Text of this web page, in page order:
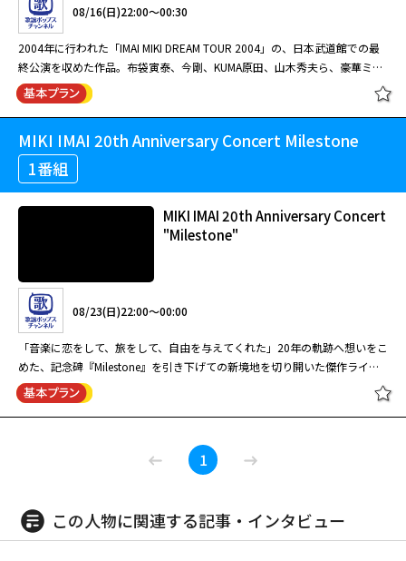
08/16(日)22:00～00:30
2004年に行われた「IMAI MIKI DREAM TOUR 2004」の、日本武道館での最
終公演を収めた作品。布袋寅泰、今剛、KUMA原田、山木秀夫ら、豪華ミュ
ージシャンが参加。
MIKI IMAI DREAM TOUR FINAL AT
08/16(日)22:00～00:30
終公演を収めた作品。布袋寅泰、今剛、KUMA原田、山木秀夫ら、豪華ミュ
ージシャンが参加。
MIKI IMAI 20th Anniversary Concert Milestone
1番組
MIKI IMAI 20th Anniversary Concert
"Milestone"
08/23(日)22:00～00:00
「音楽に恋をして、旅をして、自由を与えてくれた」20年の軌跡へ想いをこ
めた、記念碑『Milestone』を引き下げての新境地を切り開いた傑作ライ
ブ。
MIKI IMAI 20th Anniversary Concert
"Milestone"
1
この人物に関連する記事・インタビュー